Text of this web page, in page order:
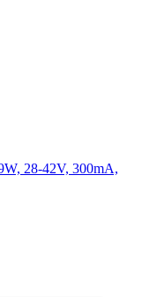
28-42V, 300mA,